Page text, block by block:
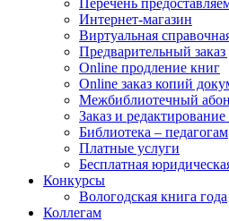
Перечень
Интернет-магазин
Виртуальная
Предварительный заказ
Online продление книг
Online заказ копий
Межбиблиотечный
Заказ и
Библиотека – педагогам
Платные услуги
Бесплатная
Конкурсы
Вологодская книга года
Коллегам